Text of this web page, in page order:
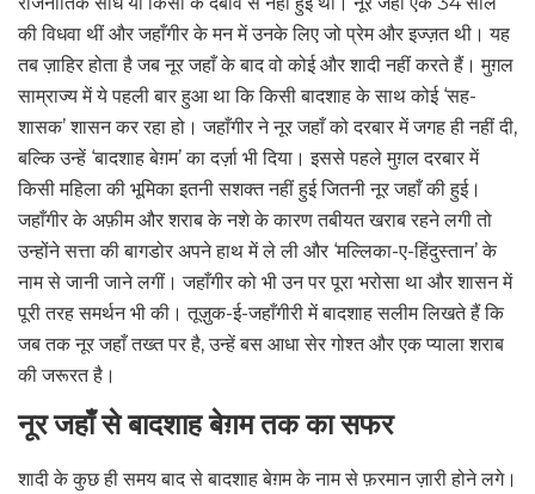
की विधवा थीं और जहाँगीर के मन में उनके लिए जो प्रेम और इज्ज़त थी। यह
तब ज़ाहिर होता है जब नूर जहाँ के बाद वो कोई और शादी नहीं करते हैं। मुग़ल
साम्राज्य में ये पहली बार हुआ था कि किसी बादशाह के साथ कोई ‘सह-
शासक’ शासन कर रहा हो। जहाँगीर ने नूर जहाँ को दरबार में जगह ही नहीं दी,
बल्कि उन्हें ‘बादशाह बेग़म’ का दर्ज़ा भी दिया। इससे पहले मुग़ल दरबार में
किसी महिला की भूमिका इतनी सशक्त नहीं हुई जितनी नूर जहाँ की हुई।
जहाँगीर के अफ़ीम और शराब के नशे के कारण तबीयत खराब रहने लगी तो
उन्होंने सत्ता की बागडोर अपने हाथ में ले ली और ‘मल्लिका-ए-हिंदुस्तान’ के
नाम से जानी जाने लगीं। जहाँगीर को भी उन पर पूरा भरोसा था और शासन में
पूरी तरह समर्थन भी की। तूज़ुक-ई-जहाँगीरी में बादशाह सलीम लिखते हैं कि
जब तक नूर जहाँ तख्त पर है, उन्हें बस आधा सेर गोश्त और एक प्याला शराब
की जरूरत है।
नूर जहाँ से बादशाह बेग़म तक का सफर
शादी के कुछ ही समय बाद से बादशाह बेग़म के नाम से फ़रमान ज़ारी होने लगे।